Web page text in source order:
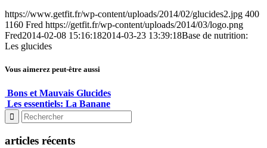
https://www.getfit.fr/wp-content/uploads/2014/02/glucides2.jpg 400
1160 Fred https://getfit.fr/wp-content/uploads/2014/03/logo.png
Fred2014-02-08 15:16:182014-03-23 13:39:18Base de nutrition:
Les glucides
Vous aimerez peut-être aussi
Bons et Mauvais Glucides
Les essentiels: La Banane
articles récents